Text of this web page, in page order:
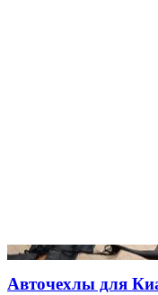
Авточехлы для